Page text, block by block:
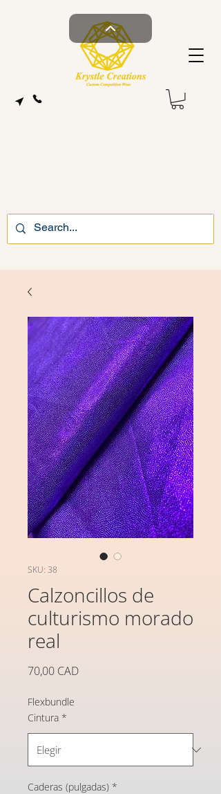
SKU: 38
Calzoncillos de
culturismo morado
real
70,00 CADPrecio
Flexbundle
Cintura *
Caderas (pulgadas) *